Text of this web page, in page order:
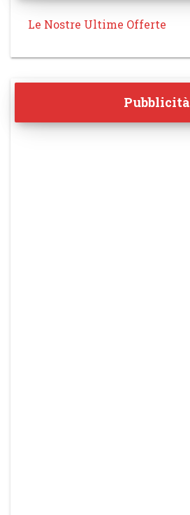
Le Nostre Ultime Offerte
Pubblicità